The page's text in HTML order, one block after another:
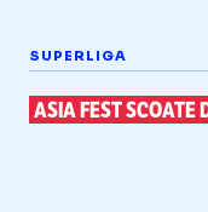
SUPERLIGA
ASIA FEST SCOATE